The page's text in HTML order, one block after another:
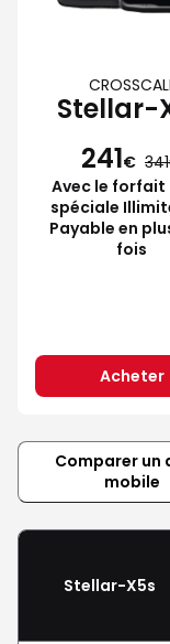
Stellar-
241€ 341
Avec le forfait
spéciale
Payable en
fois
Acheter
Comparer un
mobile
Stellar-X5s